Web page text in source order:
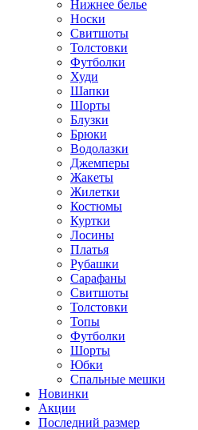
Нижнее белье
Носки
Свитшоты
Толстовки
Футболки
Худи
Шапки
Шорты
Блузки
Брюки
Водолазки
Джемперы
Жакеты
Жилетки
Костюмы
Куртки
Лосины
Платья
Рубашки
Сарафаны
Свитшоты
Толстовки
Топы
Футболки
Шорты
Юбки
Спальные мешки
Новинки
Акции
Последний размер